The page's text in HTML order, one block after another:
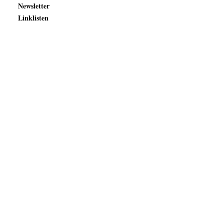
Newsletter
Linklisten